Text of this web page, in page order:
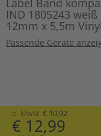
Label Band
IND 1805243
12mm x 5,5m Vinyl
Passende Geräte
o. MwSt. € 10,92
€ 12,99